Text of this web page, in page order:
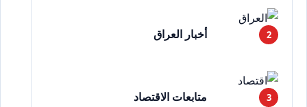
أخبار العراق
متابعات الاقتصاد